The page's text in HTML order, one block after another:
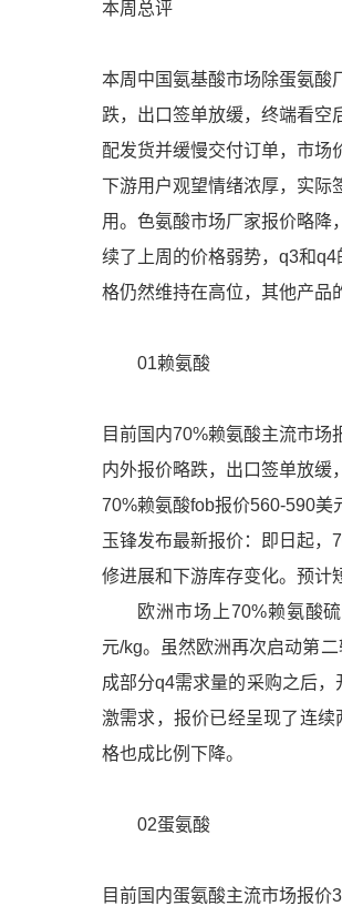
本周总评
本周中国氨基酸市场除蛋氨酸
跌，出口签单放缓，终端看空
配发货并缓慢交付订单，市场
下游用户观望情绪浓厚，实际
用。色氨酸市场厂家报价略
续了上周的价格弱势，q3和
格仍然维持在高位，其他产品
01赖氨酸
目前国内70%赖氨酸主流市场
内外报价略跌，出口签单放缓
70%赖氨酸fob报价560-590美
玉锋发布最新报价：即日起，
修进展和下游库存变化。预计
欧洲市场上70%赖氨酸
元/kg。虽然欧洲再次启动第
成部分q4需求量的采购之后
激需求，报价已经呈现了连
格也成比例 下降。
02蛋氨酸
目前国内蛋氨酸主流市场报